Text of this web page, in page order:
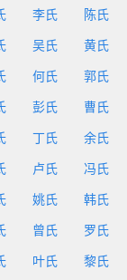
李氏 陈氏
吴氏 黄氏
何氏 郭氏
彭氏 曹氏
丁氏 余氏
卢氏 冯氏
姚氏 韩氏
曾氏 罗氏
叶氏 黎氏